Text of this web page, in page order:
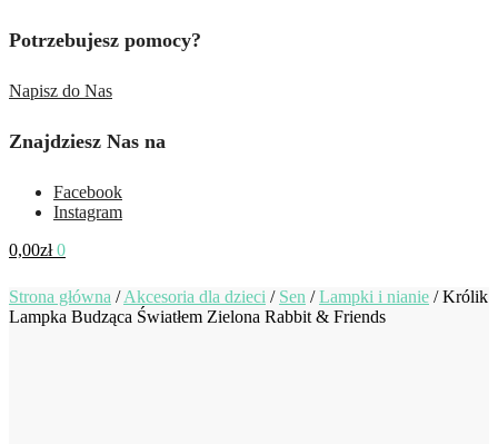
Potrzebujesz pomocy?
Napisz do Nas
Znajdziesz Nas na
Facebook
Instagram
0,00zł 0
Strona główna /Akcesoria dla dzieci / Sen /Lampki i nianie /Królik
Lampka Budząca Światłem Zielona Rabbit & Friends